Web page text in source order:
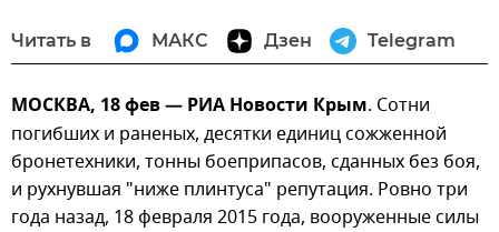
Читать в МАКС Дзен Telegram
МОСКВА, 18 фев — РИА Новости Крым. Сотни
погибших и раненых, десятки единиц сожженной
бронетехники, тонны боеприпасов, сданных без боя,
и рухнувшая "ниже плинтуса" репутация. Ровно три
года назад, 18 февраля 2015 года, вооруженные силы